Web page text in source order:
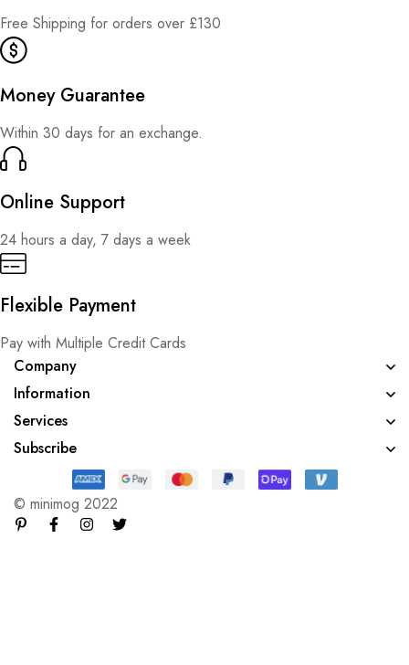
Free Shipping for orders over £130
Money Guarantee
Within 30 days for an exchange.
Online Support
24 hours a day, 7 days a week
Flexible Payment
Pay with Multiple Credit Cards
Company
Information
Services
Subscribe
© minimog 2022